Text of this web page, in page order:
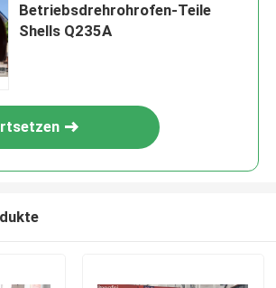
Betriebsdrehrohrofen-Teile
Shells Q235A